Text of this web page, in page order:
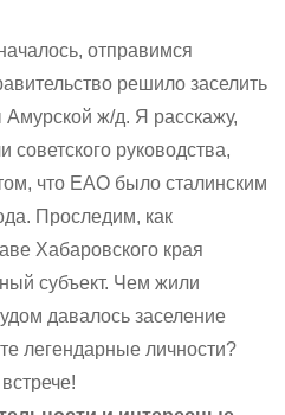
отправимся
решило заселить
ж/д. Я расскажу,
советского руководства,
что ЕАО было сталинским
Проследим, как
Хабаровского края
субъект. Чем жили
давалось заселение
легендарные личности?